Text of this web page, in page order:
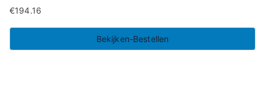
€194.16
Bekijken-Bestellen